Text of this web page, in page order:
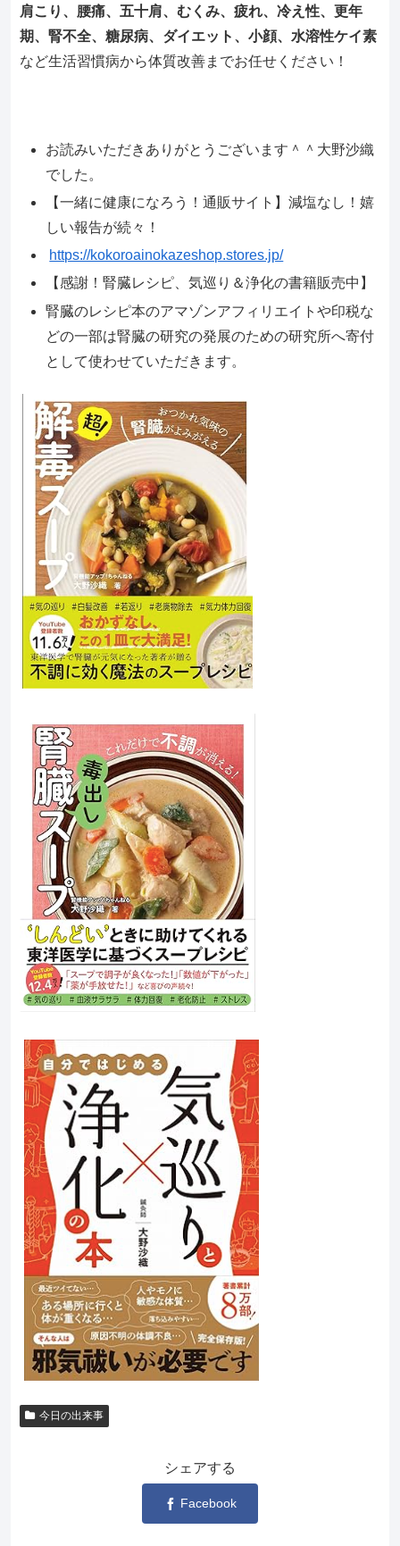
肩こり、腰痛、五十肩、むくみ、疲れ、冷え性、更年
期、腎不全、糖尿病、ダイエット、小顔、水溶性ケイ素
など生活習慣病から体質改善までお任せください！
お読みいただきありがとうございます＾＾大野沙織
でした。
【一緒に健康になろう！通販サイト】減塩なし！嬉
しい報告が続々！
https://kokoroainokazeshop.stores.jp/
【感謝！腎臓レシピ、気巡り＆浄化の書籍販売中】
腎臓のレシピ本のアマゾンアフィリエイトや印税な
どの一部は腎臓の研究の発展のための研究所へ寄付
として使わせていただきます。
今日の出来事
シェアする
Facebook